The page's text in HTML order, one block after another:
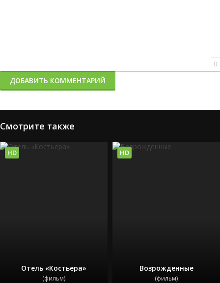
0
ДОБАВИТЬ КОММЕНТАРИЙ
Смотрите также
Отель «Костьера»
(фильм)
HD
Возрожденные
(фильм)
HD